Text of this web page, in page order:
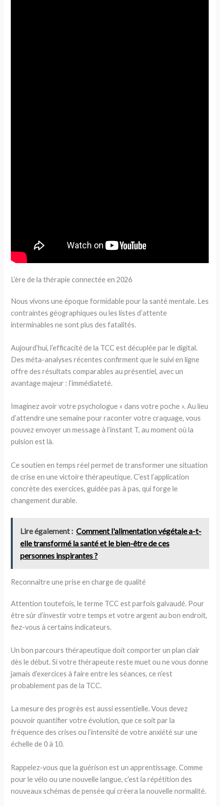
L’ère de la thérapie connectée en 2026
Nous vivons une époque formidable pour la santé mentale. Les
contraintes géographiques ou les listes d’attente
interminables ne sont plus des fatalités.
Aujourd’hui, l’efficacité de la TCC est décuplée par le digital.
Des méta-analyses récentes confirment que le suivi en ligne
offre des résultats comparables au présentiel, avec un
avantage majeur : l’immédiateté.
Imaginez avoir votre psychologue « dans votre poche ». Au lieu
d’attendre une semaine pour raconter votre craquage, vous
pouvez envoyer un message à l’instant T, au moment où la
pulsion est là.
Ce soutien en temps réel permet de transformer une situation
de crise en une victoire thérapeutique. C’est l’application
concrète des exercices, guidée pas à pas, qui forge le
changement durable.
Lire également : Comment l'alimentation végétale a-t-
elle transformé la santé et le bien-être de ces
personnes inspirantes ?
Reconnaître une prise en charge de qualité
Attention toutefois, le terme TCC est parfois galvaudé. Pour
être sûr d’investir votre temps et votre argent au bon endroit,
fiez-vous à certains indicateurs.
Un bon parcours thérapeutique doit comporter un plan clair
dès le début. Si votre thérapeute reste muet ou ne vous donne
jamais d’exercices à faire entre les séances, ce n’est
probablement pas de la TCC.
La mesure des progrès est aussi essentielle. Vous devez
pouvoir quantifier votre évolution, que ce soit par la
fréquence des crises ou l’intensité de votre anxiété sur une
échelle de 0 à 10.
Rappelez-vous que la guérison est un apprentissage. Comme
pour le vélo ou une nouvelle langue, c’est la répétition des
nouveaux schémas de pensée qui créera la nouvelle normalité.